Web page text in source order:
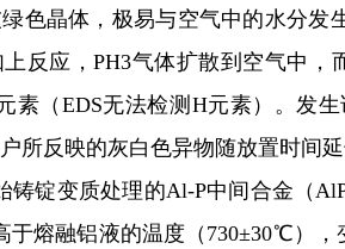
色晶体，极易与空气中的水分
反应，PH3气体扩散到空气中
素（EDS无法检测H元素）。发
所反映的灰白色异物随放置时间
铸锭变质处理的Al-P中间合金（
于熔融铝液的温度（730±30℃）